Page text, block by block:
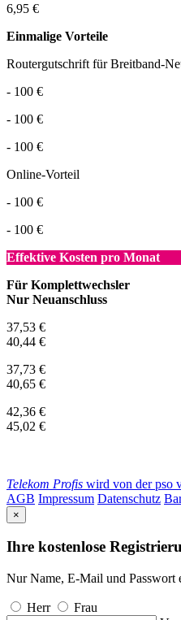
6,95 €
Einmalige Vorteile
Routergutschrift für Breitband-
- 100 €
- 100 €
- 100 €
Online-Vorteil
- 100 €
- 100 €
Effektive Kosten pro Monat
Für Komplettwechsler
Nur Neuanschluss
37,53 €
40,44 €
37,73 €
40,65 €
42,36 €
45,02 €
Telekom Profis wird von der pso
AGB Impressum Datenschutz
×
Ihre kostenlose
Nur Name, E-Mail und Passwort
Herr
Frau